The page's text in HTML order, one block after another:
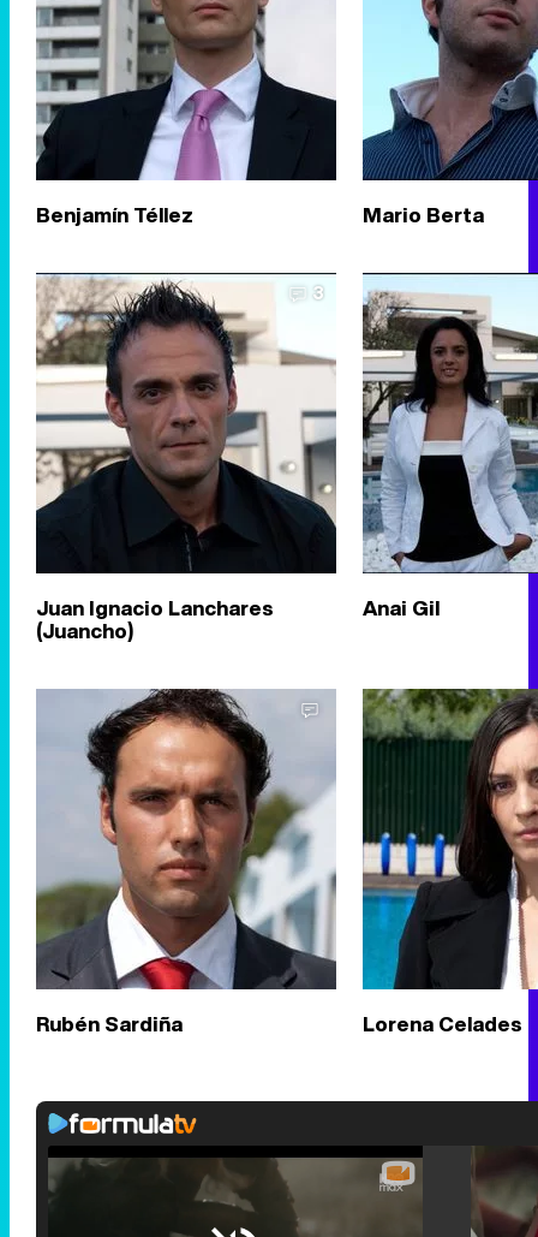
Benjamín Téllez Mario Berta
3
Juan Ignacio Lanchares
(Juancho)
Anai Gil
Rubén Sardiña Lorena Celades